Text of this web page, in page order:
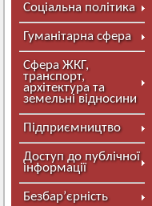
Соціальна політика
Гуманітарна сфера
Сфера ЖКГ,
транспорт,
архітектура та
земельні відносини
Підприємництво
Доступ до публічної
інформації
Безбар’єрність